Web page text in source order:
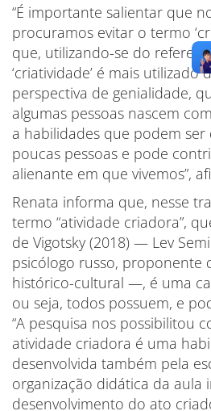
“É importante salientar que
procuramos evitar o termo
que, utilizando-se do
‘criatividade’ é mais utilizado
perspectiva de genialidade,
algumas pessoas nascem
a habilidades que podem ser
poucas pessoas e pode
alienante em que vivemos”,
Renata informa que, nesse
termo “atividade criadora”,
de Vigotsky (2018) — Lev
psicólogo russo, proponente
histórico-cultural —, é uma
ou seja, todos possuem, e
“A pesquisa nos possibilitou
atividade criadora é uma
desenvolvida também pela
organização didática da aula
desenvolvimento do ato